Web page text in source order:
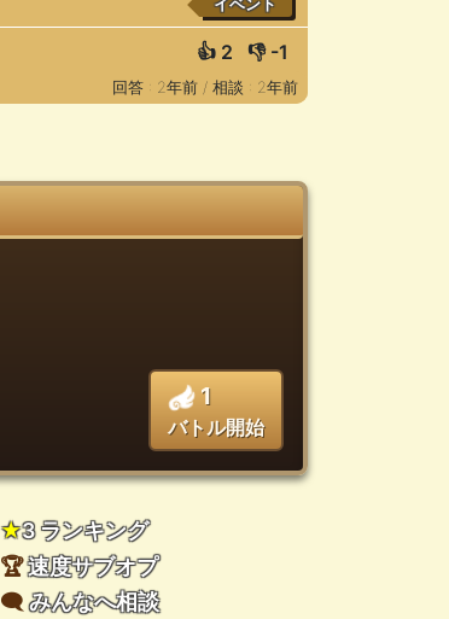
イベント
👍 2 👎 -1
回答 : 2年前 / 相談 : 2年前
1
バトル開始
★3 ランキング
🏆速度サブオプ
🗨️みんなへ相談